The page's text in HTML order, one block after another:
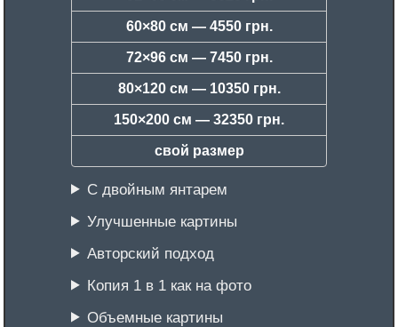
60×80 см — 4550 грн.
72×96 см — 7450 грн.
80×120 см — 10350 грн.
150×200 см — 32350 грн.
свой размер
С двойным янтарем
Улучшенные картины
Авторский подход
Копия 1 в 1 как на фото
Объемные картины